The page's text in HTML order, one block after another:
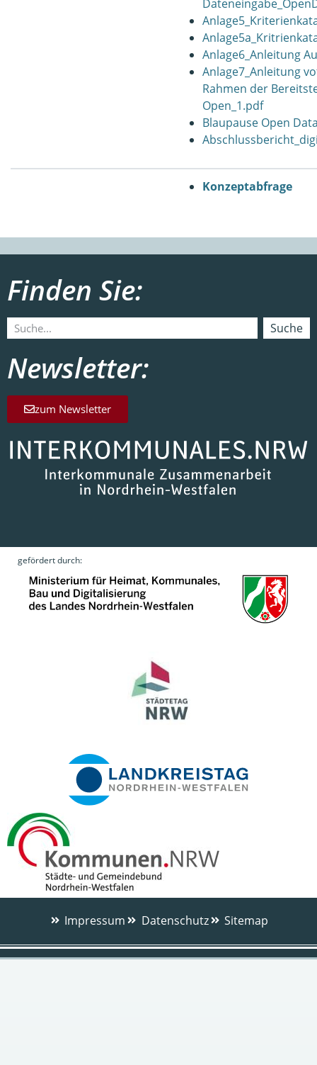
Anlage6_Anleitung
Anlage7_Anleitung
Rahmen der
Open_1.pdf
Blaupause Open
Konzeptabfrage
Finden Sie:
Suche
Newsletter:
zum Newsletter
gefördert durch:
Impressum Datenschutz Sitemap